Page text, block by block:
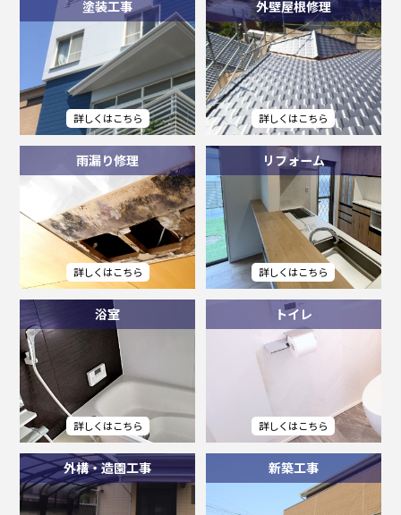
塗装工事 外壁屋根修理
雨漏り修理 リフォーム
浴室 トイレ
外構・造園工事 新築工事